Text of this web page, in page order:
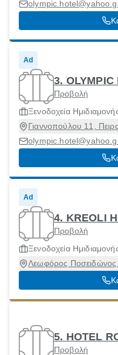
Ad
3. OLYMPIC
Προβολή
Ξενοδοχεία
Γιαννοπούλου 11,
Ad
4. KREOLI
Προβολή
Ξενοδοχεία
Λεωφόρος Ποσειδώνος
5. HOTEL
Προβολή